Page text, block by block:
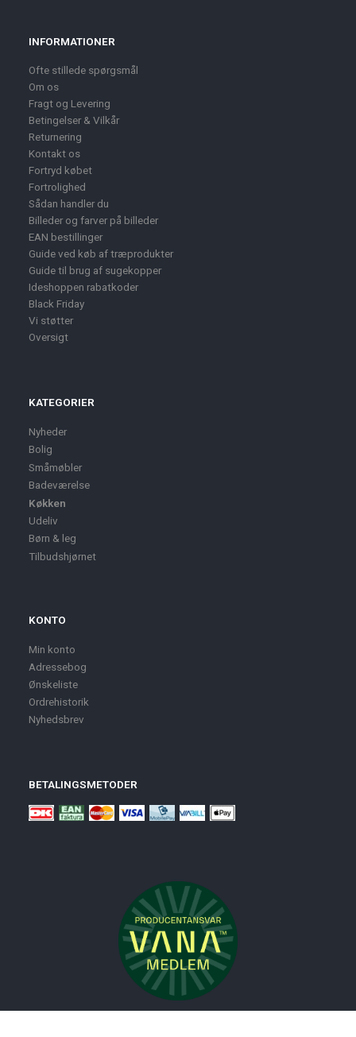
INFORMATIONER
Ofte stillede spørgsmål
Om os
Fragt og Levering
Betingelser & Vilkår
Returnering
Kontakt os
Fortryd købet
Fortrolighed
Sådan handler du
Billeder og farver på billeder
EAN bestillinger
Guide ved køb af træprodukter
Guide til brug af sugekopper
Ideshoppen rabatkoder
Black Friday
Vi støtter
Oversigt
KATEGORIER
Nyheder
Bolig
Småmøbler
Badeværelse
Køkken
Udeliv
Børn & leg
Tilbudshjørnet
KONTO
Min konto
Adressebog
Ønskeliste
Ordrehistorik
Nyhedsbrev
BETALINGSMETODER